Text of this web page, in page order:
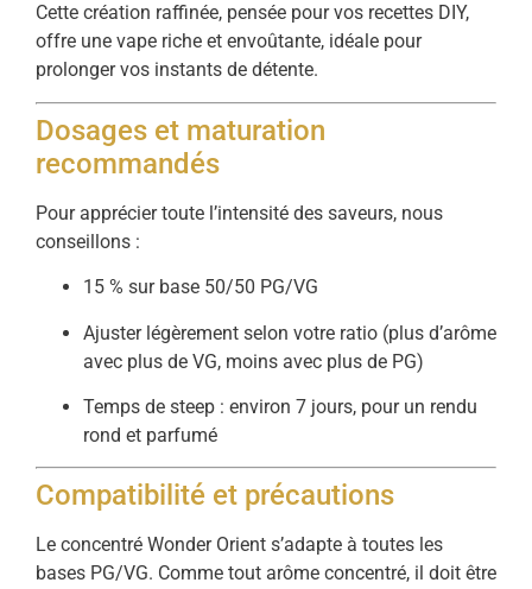
Cette création raffinée, pensée pour vos recettes DIY,
offre une vape riche et envoûtante, idéale pour
prolonger vos instants de détente.
Dosages et maturation
recommandés
Pour apprécier toute l’intensité des saveurs, nous
conseillons :
15 % sur base 50/50 PG/VG
Ajuster légèrement selon votre ratio (plus d’arôme
avec plus de VG, moins avec plus de PG)
Temps de steep : environ 7 jours, pour un rendu
rond et parfumé
Compatibilité et précautions
Le concentré Wonder Orient s’adapte à toutes les
bases PG/VG. Comme tout arôme concentré, il doit être